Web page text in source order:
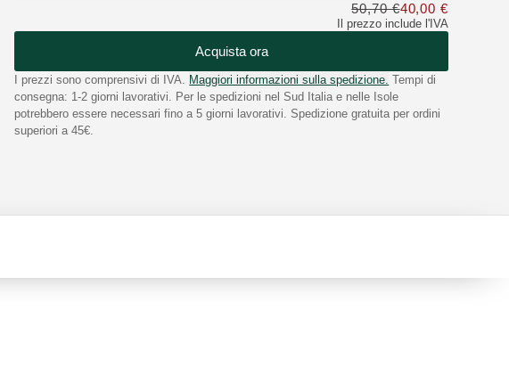
Il prezzo include l'IVA
50,70 €40,00 €Solo
Acquista ora
I prezzi sono comprensivi di IVA. Maggiori informazioni sulla spedizione. Tempi di
consegna: 1-2 giorni lavorativi. Per le spedizioni nel Sud Italia e nelle Isole
potrebbero essere necessari fino a 5 giorni lavorativi. Spedizione gratuita per ordini
superiori a 45€.